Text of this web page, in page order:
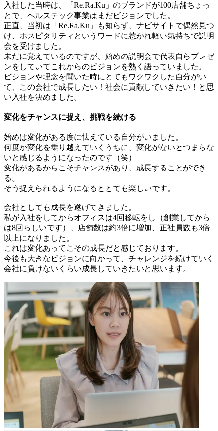
入社した当時は、「Re.Ra.Ku」のブランドが100店舗ちょっ
とで、ヘルステック事業はまだビジョンでした。
正直、当初は「Re.Ra.Ku」も知らず、ナビサイトで偶然見つ
け、ホスピタリティというワードに惹かれ軽い気持ちで説明
会を受けました。
未だに覚えているのですが、始めの説明会で代表自らプレゼ
ンをしていてこれからのビジョンを熱く語っていました。
ビジョンや理念を聞いた時にとてもワクワクした自分がい
て、この会社で成長したい！社会に貢献していきたい！と思
い入社を決めました。
変化をチャンスに捉え、挑戦を続ける
始めは変化がある度に怯えている自分がいました。
何度か変化を乗り越えていくうちに、変化がないとつまらな
いと感じるようになったのです（笑）
変化があるからこそチャンスがあり、成長することができ
る。
そう捉えられるようになるととても楽しいです。
会社としても成長を遂げてきました。
私が入社をしてからオフィスは4回移転をし（創業してから
は8回らしいです）、店舗数は約3倍に増加、正社員数も3倍
以上になりました。
これは変化あってこその成長だと感じております。
今後も大きなビジョンに向かって、チャレンジを続けていく
会社に負けないくらい成長していきたいと思います。